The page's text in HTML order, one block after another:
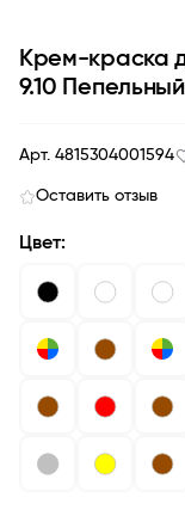
Крем-краска
9.10
Арт. 4815304001594
Оставить отзыв
Цвет: